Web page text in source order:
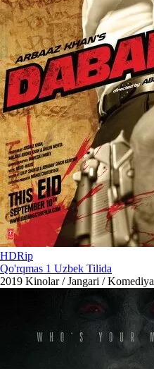
HDRip
Qo'rqmas 1 Uzbek Tilida
2019 Kinolar / Jangari / Komediya